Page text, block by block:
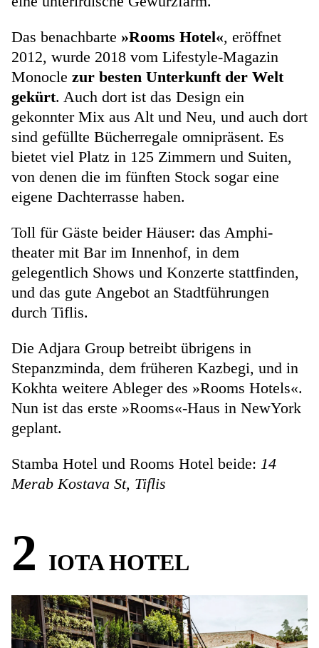
Das benachbarte »Rooms Hotel«, eröffnet
2012, wurde 2018 vom Lifestyle-Magazin
Monocle zur besten Unterkunft der Welt
gekürt. Auch dort ist das Design ein
gekonnter Mix aus Alt und Neu, und auch dort
sind gefüllte Bücherregale omnipräsent. Es
bietet viel Platz in 125 Zimmern und Suiten,
von denen die im fünften Stock sogar eine
eigene Dachterrasse haben.
Toll für Gäste beider Häuser: das Amphi­
theater mit Bar im Innenhof, in dem
gelegentlich Shows und Konzerte stattfinden,
und das gute Angebot an Stadtführungen
durch Tiflis.
Die Adjara Group betreibt übrigens in
Stepanzminda, dem früheren Kazbegi, und in
Kokhta weitere Ableger des »Rooms Hotels«.
Nun ist das erste »Rooms«-Haus in NewYork
geplant.
Stamba Hotel und Rooms Hotel beide: 14
Merab Kostava St, Tiflis
2 IOTA HOTEL